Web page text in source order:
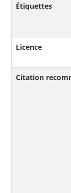
Étiquettes
Licence
Citation